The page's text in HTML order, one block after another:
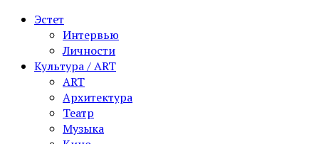
Эстет
Интервью
Личности
Культура / ART
ART
Архитектура
Театр
Музыка